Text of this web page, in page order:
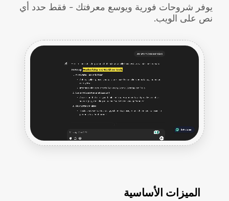
يوفر شروحات فورية ويوسع معرفتك - فقط حدد أي
نص على الويب.
الميزات الأساسية